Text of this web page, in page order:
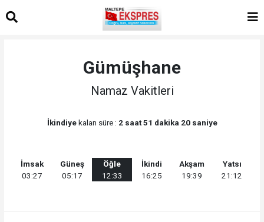
Gümüşhane
Namaz Vakitleri
İkindiyekalan süre : 2 saat 51 dakika 20 saniye
İmsak
03:27
Güneş
05:17
Öğle
12:33
İkindi
16:25
Akşam
19:39
Yatsı
21:12